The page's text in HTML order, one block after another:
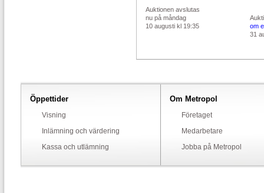
Auktionen avslutas
nu på måndag
10 augusti kl 19:35
om
31
Öppettider
Visning
Inlämning och värdering
Kassa och utlämning
Om Metropol
Företaget
Medarbetare
Jobba på Metropol